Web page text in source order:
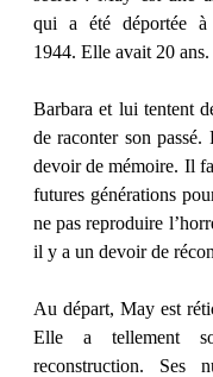
qui a été déportée à
1944. Elle avait 20 ans.
Barbara et lui tentent
de raconter son
devoir de mémoire. Il
futures générations
ne pas reproduire
il y a un devoir de
Au départ, May est
Elle a tellement
reconstruction. Ses